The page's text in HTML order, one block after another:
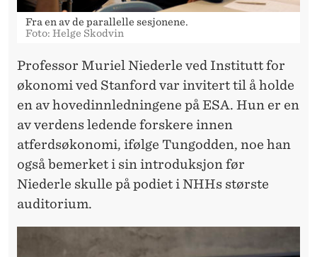
Fra en av de parallelle sesjonene.
Foto: Helge Skodvin
Professor Muriel Niederle ved Institutt for
økonomi ved Stanford var invitert til å holde
en av hovedinnledningene på ESA. Hun er en
av verdens ledende forskere innen
atferdsøkonomi, ifølge Tungodden, noe han
også bemerket i sin introduksjon før
Niederle skulle på podiet i NHHs største
auditorium.